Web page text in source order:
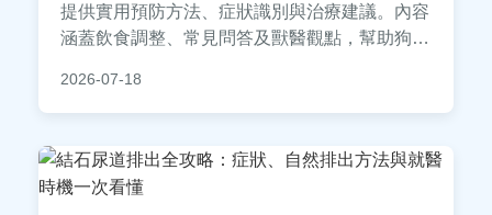
提供實用預防方法、症狀識別與治療建議。內容
涵蓋飲食調整、常見問答及獸醫觀點，幫助狗主
真實案例與專業知識，適合所有關心狗狗飲食的
飼主參考。
2026-07-18